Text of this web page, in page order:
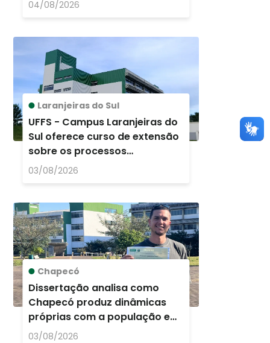
04/08/2026
Laranjeiras do Sul
UFFS - Campus Laranjeiras do
Sul oferece curso de extensão
sobre os processos
educacionais e seus impactos
03/08/2026
Chapecó
Dissertação analisa como
Chapecó produz dinâmicas
próprias com a população em
situação de rua
03/08/2026